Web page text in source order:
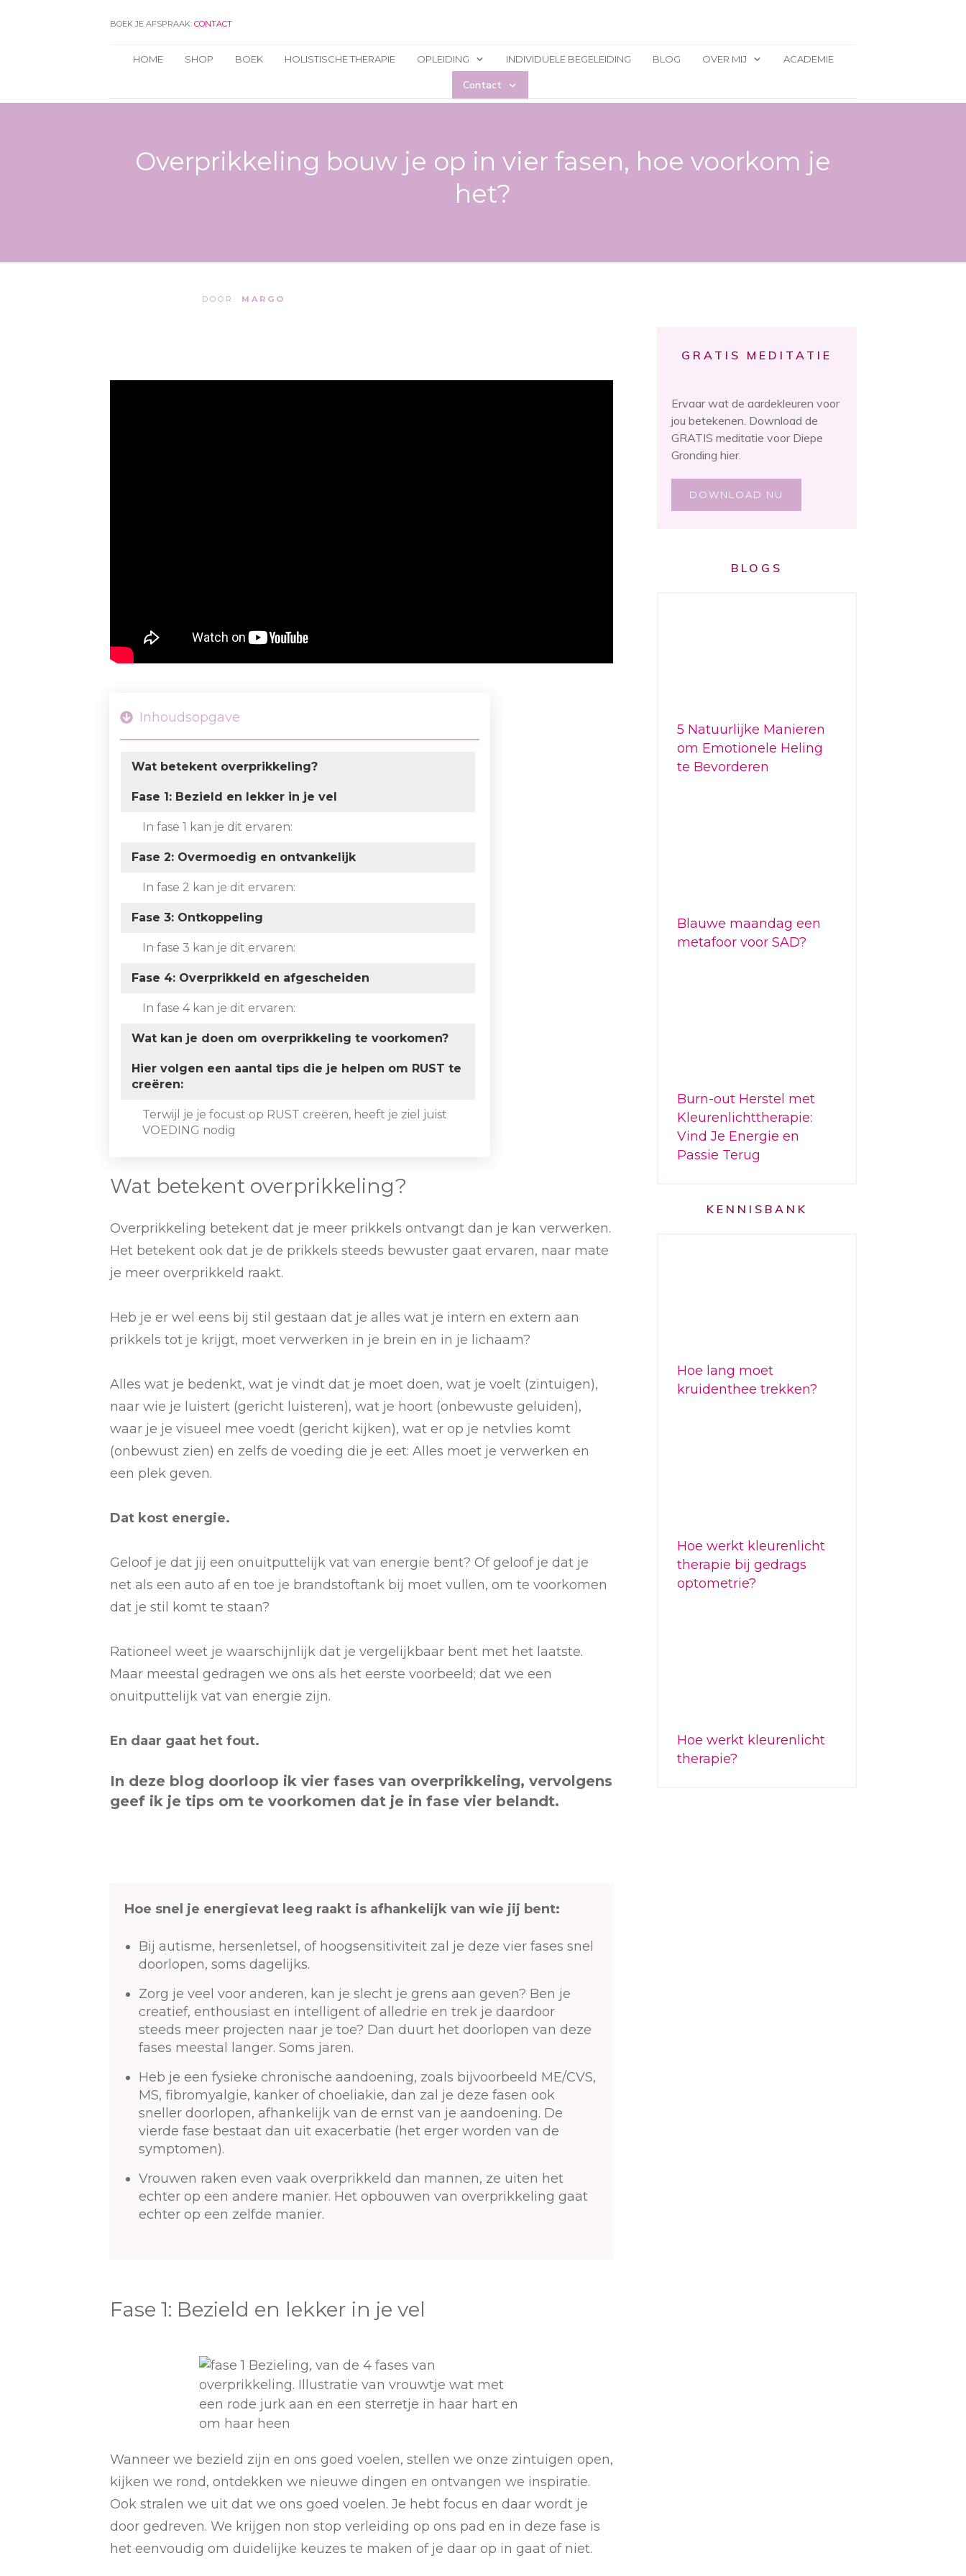
BOEK JE AFSPRAAK: CONTACT
HOME SHOP BOEK HOLISTISCHE THERAPIE OPLEIDING INDIVIDUELE BEGELEIDING BLOG OVER MIJ ACADEMIE
Contact
Overprikkeling bouw je op in vier fasen, hoe voorkom je
het?
DOOR: MARGO
Inhoudsopgave
Wat betekent overprikkeling?
Fase 1: Bezield en lekker in je vel
In fase 1 kan je dit ervaren:
Fase 2: Overmoedig en ontvankelijk
In fase 2 kan je dit ervaren:
Fase 3: Ontkoppeling
In fase 3 kan je dit ervaren:
Fase 4: Overprikkeld en afgescheiden
In fase 4 kan je dit ervaren:
Wat kan je doen om overprikkeling te voorkomen?
Hier volgen een aantal tips die je helpen om RUST te
creëren:
Terwijl je je focust op RUST creëren, heeft je ziel juist
VOEDING nodig
Wat betekent overprikkeling?
Overprikkeling betekent dat je meer prikkels ontvangt dan je kan verwerken.
Het betekent ook dat je de prikkels steeds bewuster gaat ervaren, naar mate
je meer overprikkeld raakt.
Heb je er wel eens bij stil gestaan dat je alles wat je intern en extern aan
prikkels tot je krijgt, moet verwerken in je brein en in je lichaam?
Alles wat je bedenkt, wat je vindt dat je moet doen, wat je voelt (zintuigen),
naar wie je luistert (gericht luisteren), wat je hoort (onbewuste geluiden),
waar je je visueel mee voedt (gericht kijken), wat er op je netvlies komt
(onbewust zien) en zelfs de voeding die je eet: Alles moet je verwerken en
een plek geven.
Dat kost energie.
Geloof je dat jij een onuitputtelijk vat van energie bent? Of geloof je dat je
net als een auto af en toe je brandstoftank bij moet vullen, om te voorkomen
dat je stil komt te staan?
Rationeel weet je waarschijnlijk dat je vergelijkbaar bent met het laatste.
Maar meestal gedragen we ons als het eerste voorbeeld; dat we een
onuitputtelijk vat van energie zijn.
En daar gaat het fout.
In deze blog doorloop ik vier fases van overprikkeling, vervolgens
geef ik je tips om te voorkomen dat je in fase vier belandt.
Hoe snel je energievat leeg raakt is afhankelijk van wie jij bent:
Bij autisme, hersenletsel, of hoogsensitiviteit zal je deze vier fases snel
doorlopen, soms dagelijks.
Zorg je veel voor anderen, kan je slecht je grens aan geven? Ben je
creatief, enthousiast en intelligent of alledrie en trek je daardoor
steeds meer projecten naar je toe? Dan duurt het doorlopen van deze
fases meestal langer. Soms jaren.
Heb je een fysieke chronische aandoening, zoals bijvoorbeeld ME/CVS,
MS, fibromyalgie, kanker of choeliakie, dan zal je deze fasen ook
sneller doorlopen, afhankelijk van de ernst van je aandoening. De
vierde fase bestaat dan uit exacerbatie (het erger worden van de
symptomen).
Vrouwen raken even vaak overprikkeld dan mannen, ze uiten het
echter op een andere manier. Het opbouwen van overprikkeling gaat
echter op een zelfde manier.
Fase 1: Bezield en lekker in je vel
Wanneer we bezield zijn en ons goed voelen, stellen we onze zintuigen open,
kijken we rond, ontdekken we nieuwe dingen en ontvangen we inspiratie.
Ook stralen we uit dat we ons goed voelen. Je hebt focus en daar wordt je
door gedreven. We krijgen non stop verleiding op ons pad en in deze fase is
het eenvoudig om duidelijke keuzes te maken of je daar op in gaat of niet.
GRATIS MEDITATIE
Ervaar wat de aardekleuren voor
jou betekenen. Download de
GRATIS meditatie voor Diepe
Gronding hier.
DOWNLOAD NU
BLOGS
5 Natuurlijke Manieren
om Emotionele Heling
te Bevorderen
Blauwe maandag een
metafoor voor SAD?
Burn-out Herstel met
Kleurenlichttherapie:
Vind Je Energie en
Passie Terug
KENNISBANK
Hoe lang moet
kruidenthee trekken?
Hoe werkt kleurenlicht
therapie bij gedrags
optometrie?
Hoe werkt kleurenlicht
therapie?